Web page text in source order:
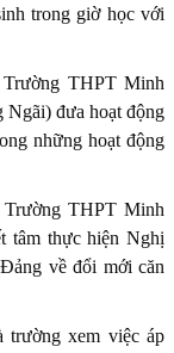
trong giờ học với
THPT Minh
đưa hoạt động
những hoạt động
THPT Minh
tâm thực hiện Nghị
về đổi mới căn
trường xem việc áp